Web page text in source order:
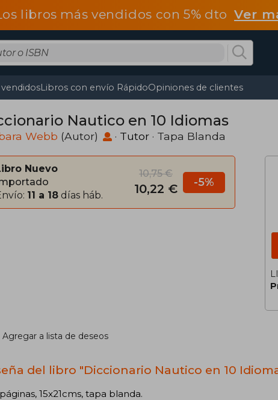
libros más vendidos con 5% dtoVer
Libros con envío RápidoOpiniones de clientes
Nautico en 10 Idiomas
Webb (Autor) · Tutor · Tapa Blanda
Nuevo
11 a 18 días háb.
10,75 €
10,22 € -5%
Agregar a lista de deseos
del libro "Diccionario Nautico en 10
15x21cms, tapa blanda.